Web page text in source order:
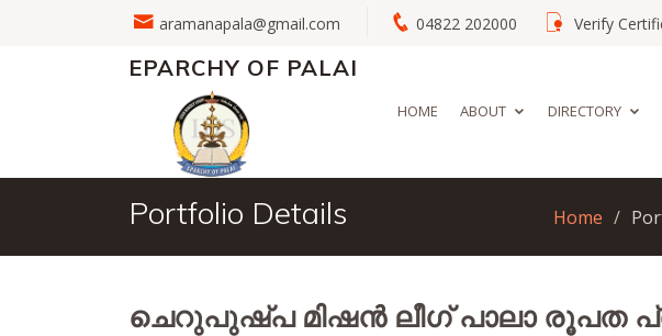
aramanapala@gmail.com 04822 202000 Verify
EPARCHY OF PALAI
HOME ABOUT DIRECTORY
Portfolio Details Home
ചെറുപുഷ്പ മിഷൻ ലീഗ് പാലാ രൂപത